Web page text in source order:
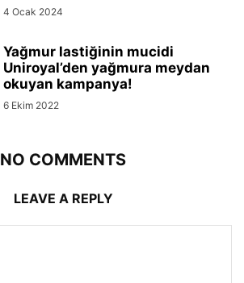
4 Ocak 2024
Yağmur lastiğinin mucidi
Uniroyal’den yağmura meydan
okuyan kampanya!
6 Ekim 2022
NO COMMENTS
LEAVE A REPLY